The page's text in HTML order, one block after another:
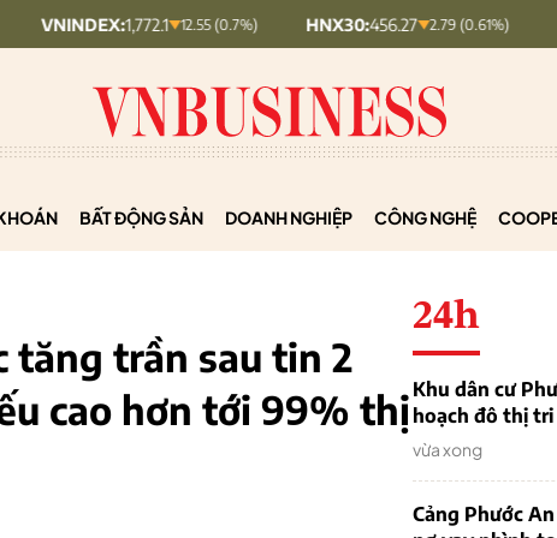
1,772.1 12.55 (0.7%) HNX30: 456.27 2.79 (0.61%) HNXINDEX:
BẤT ĐỘNG SẢN DOANH NGHIỆP CÔNG NGHỆ
tăng trần sau tin 2
cao hơn tới 99% thị
24h
Khu dân cư
hoạch đô thị
vừa xong
Cảng Phước